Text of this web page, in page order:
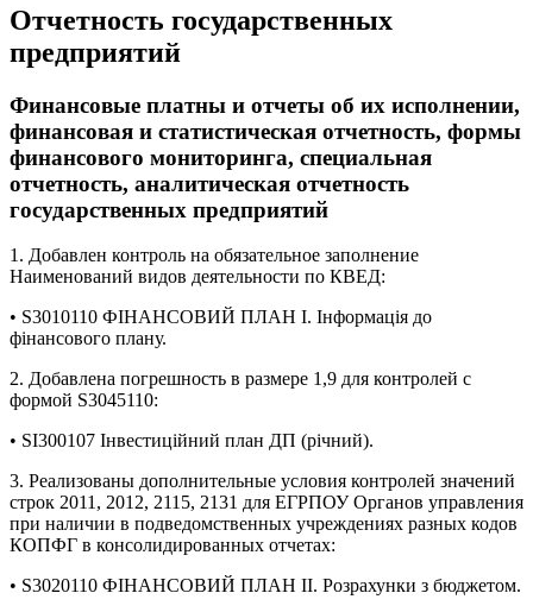
Отчетность государственных
предприятий
Финансовые платны и отчеты об их исполнении,
финансовая и статистическая отчетность, формы
финансового мониторинга, специальная
отчетность, аналитическая отчетность
государственных предприятий
1. Добавлен контроль на обязательное заполнение
Наименований видов деятельности по КВЕД:
• S3010110 ФІНАНСОВИЙ ПЛАН І. Інформація до
фінансового плану.
2. Добавлена погрешность в размере 1,9 для контролей с
формой S3045110:
• SI300107 Інвестиційний план ДП (річний).
3. Реализованы дополнительные условия контролей значений
строк 2011, 2012, 2115, 2131 для ЕГРПОУ Органов управления
при наличии в подведомственных учреждениях разных кодов
КОПФГ в консолидированных отчетах:
• S3020110 ФІНАНСОВИЙ ПЛАН ІІ. Розрахунки з бюджетом.